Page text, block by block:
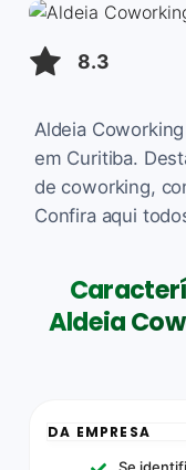
8.3
Aldeia
em Curitiba.
de coworking,
Confira aqui
Aldeia
DA EMPRESA